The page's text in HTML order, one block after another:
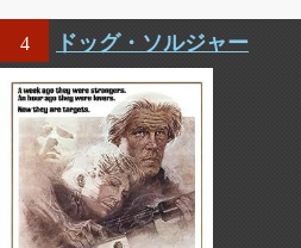
4 ドッグ・ソルジャー